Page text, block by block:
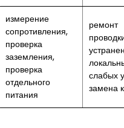
измерение
сопротивления,
проверка
заземления,
проверка
отдельного
питания
ремонт
слабых
замена